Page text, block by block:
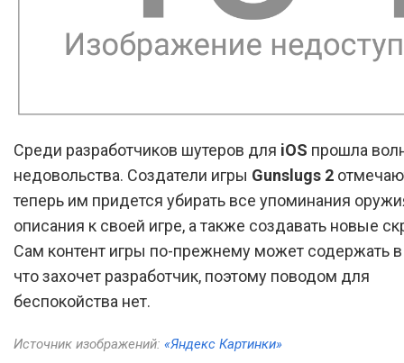
Среди разработчиков шутеров для iOS прошла
недовольства. Создатели игры Gunslugs 2
теперь им придется убирать все упоминания
описания к своей игре, а также создавать новые
Сам контент игры по-прежнему может содержать в
что захочет разработчик, поэтому поводом для
беспокойства нет.
Источник изображений: «Яндекс Картинки»